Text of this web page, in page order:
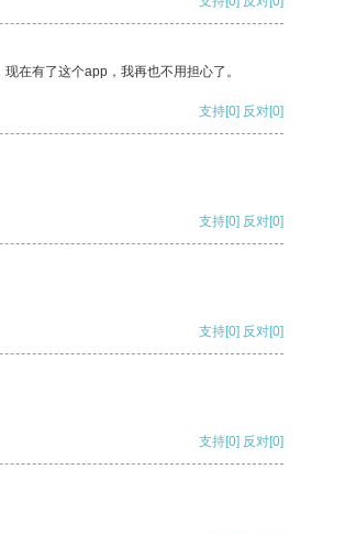
在有了这个app，我再也不用担心了。
支持[0] 反对[0]
支持[0] 反对[0]
支持[0] 反对[0]
支持[0] 反对[0]